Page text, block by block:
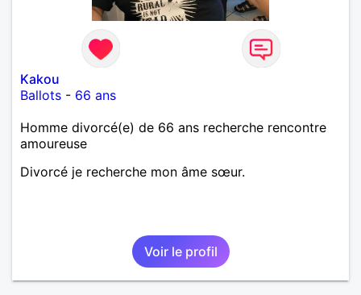
Kakou
Ballots - 66 ans
Homme divorcé(e) de 66 ans recherche rencontre
amoureuse
Divorcé je recherche mon âme sœur.
Voir le profil